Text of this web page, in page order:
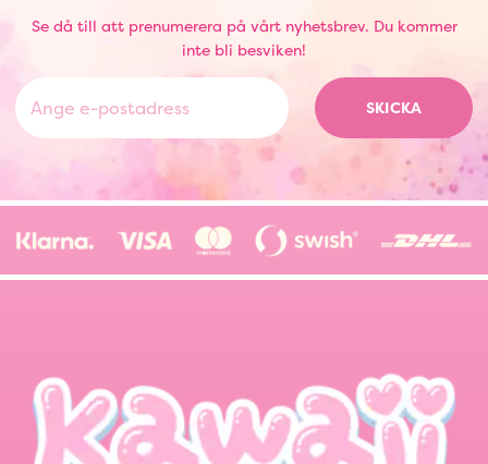
Se då till att prenumerera på vårt nyhetsbrev. Du kommer
inte bli besviken!
SKICKA